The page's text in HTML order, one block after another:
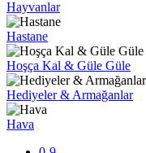
Hayvanlar
Hastane
Hoşça Kal & Güle Güle
Hediyeler & Armağanlar
Hava